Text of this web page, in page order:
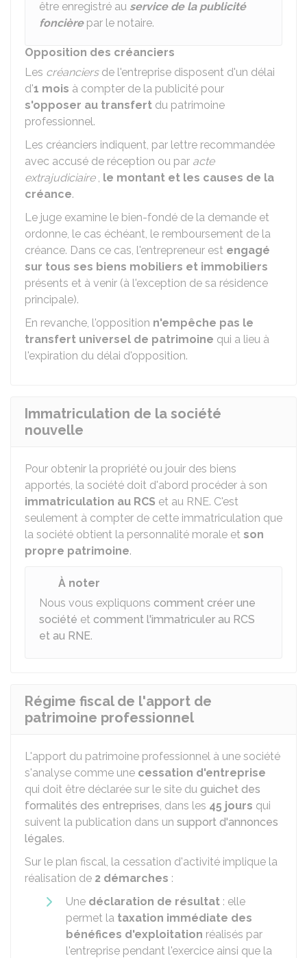
être enregistré au service de la publicité
foncièrepar le notaire.
Opposition des créanciers
Les créanciersde l'entreprise disposent d'un délai
d'1 mois à compter de la publicité pour
s'opposer au transfert du patrimoine
professionnel.
Les créanciers indiquent, par lettre recommandée
avec accusé de réception ou par acte
extrajudiciaire, le montant et les causes de la
créance.
Le juge examine le bien-fondé de la demande et
ordonne, le cas échéant, le remboursement de la
créance. Dans ce cas, l'entrepreneur est engagé
sur tous ses biens mobiliers et immobiliers
présents et à venir (à l'exception de sa résidence
principale).
En revanche, l'opposition n'empêche pas le
transfert universel de patrimoine qui a lieu à
l'expiration du délai d'opposition.
Immatriculation de la société
nouvelle
Pour obtenir la propriété ou jouir des biens
apportés, la société doit d'abord procéder à son
immatriculation au RCS et au RNE. C'est
seulement à compter de cette immatriculation que
la société obtient la personnalité morale et son
propre patrimoine.
À noter
Nous vous expliquons comment créer une
société et comment l'immatriculer au RCS
et au RNE.
Régime fiscal de l'apport de
patrimoine professionnel
L'apport du patrimoine professionnel à une société
s'analyse comme une cessation d'entreprise
qui doit être déclarée sur le site du guichet des
formalités des entreprises, dans les 45 jours qui
suivent la publication dans un support d'annonces
légales.
Sur le plan fiscal, la cessation d'activité implique la
réalisation de 2 démarches :
Une déclaration de résultat : elle
permet la taxation immédiate des
bénéfices d'exploitation réalisés par
l'entreprise pendant l'exercice ainsi que la